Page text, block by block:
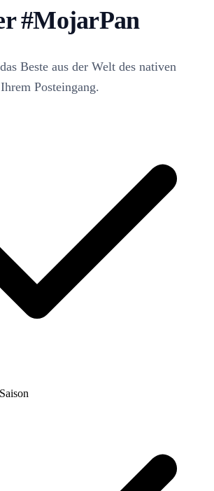
#MojarPan
Beste aus der Welt des nativen
Posteingang.